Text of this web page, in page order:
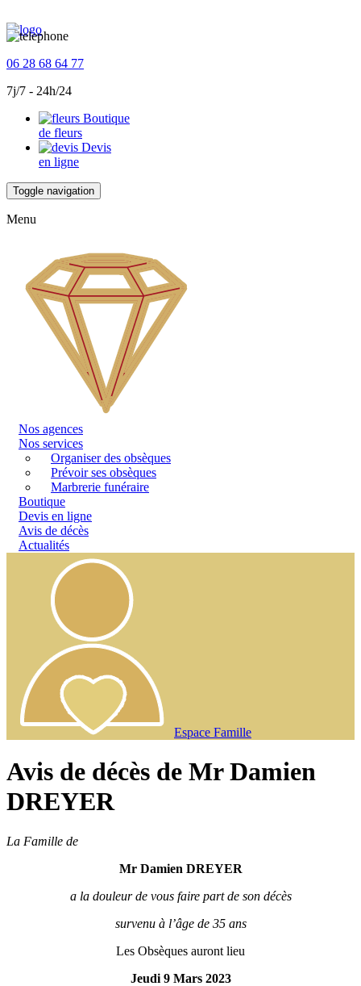
06 28 68 64 77
7j/7 - 24h/24
Boutique
de fleurs
Devis
en ligne
Toggle navigation
Menu
Nos agences
Nos services
Organiser des obsèques
Prévoir ses obsèques
Marbrerie funéraire
Boutique
Devis en ligne
Avis de décès
Actualités
Espace Famille
Avis de décès de Mr Damien
DREYER
La Famille de
Mr Damien DREYER
a la douleur de vous faire part de son décès
survenu à l’âge de 35 ans
Les Obsèques auront lieu
Jeudi 9 Mars 2023